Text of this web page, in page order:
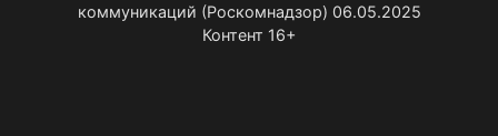
CVE-2026-40397 CVE-2026-40398 CVE-2026-40399
CVE-2026-40402
CVE-2026-40403
CVE-2026-40406
коммуникаций (Роскомнадзор) 06.05.2025
Контент 16+